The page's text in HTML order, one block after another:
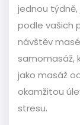
jednou
podle vašich
návštěv
samomasáž,
jako masáž
okamžitou
stresu.